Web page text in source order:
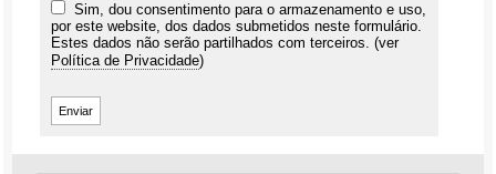
Sim, dou consentimento para o armazenamento e uso,
por este website, dos dados submetidos neste formulário.
Estes dados não serão partilhados com terceiros. (ver
Política de Privacidade)